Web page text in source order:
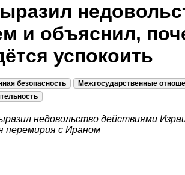
и объяснил,
успокоить
безопасность
Межгосударственные
недовольство действиями
перемирия с Ираном